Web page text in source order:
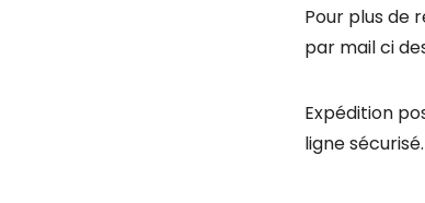
Pour plus de
par mail ci
Expédition
ligne sécurisé.